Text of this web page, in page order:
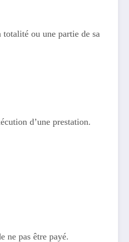
ou une partie de sa
d’une prestation.
ne pas être payé.